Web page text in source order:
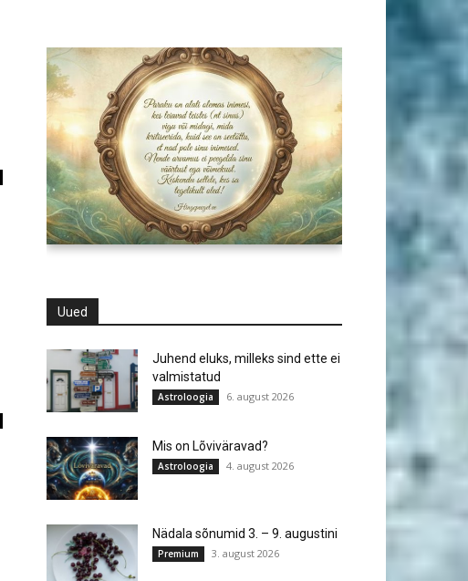
Uued
Juhend eluks, milleks sind ette ei
valmistatud
Astroloogia 6. august 2026
Mis on Lõviväravad?
Astroloogia 4. august 2026
Nädala sõnumid 3. – 9. augustini
Premium 3. august 2026